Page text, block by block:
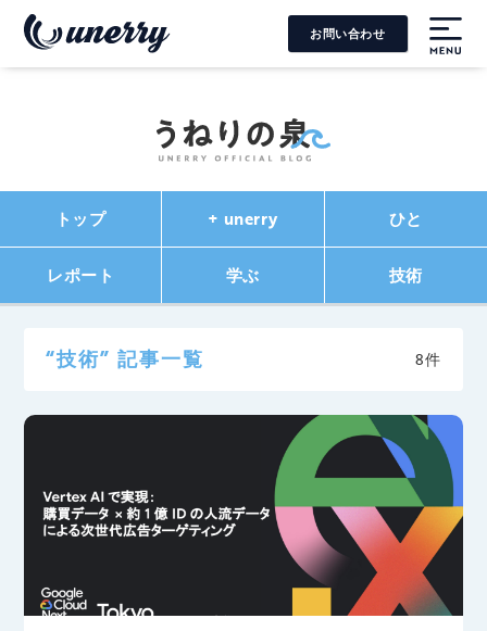
お問い合わせ
トップ + unerry ひと
レポート 学ぶ 技術
“技術” 記事一覧 8件